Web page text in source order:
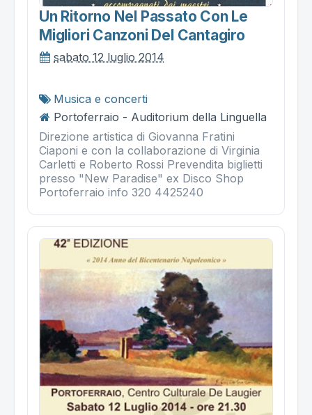
Un Ritorno Nel Passato Con Le
Migliori Canzoni Del Cantagiro
sabato 12 luglio 2014
Musica e concerti
Portoferraio - Auditorium della Linguella
Direzione artistica di Giovanna Fratini
Ciaponi e con la collaborazione di Virginia
Carletti e Roberto Rossi Prevendita biglietti
presso "New Paradise" ex Disco Shop
Portoferraio info 320 4425240